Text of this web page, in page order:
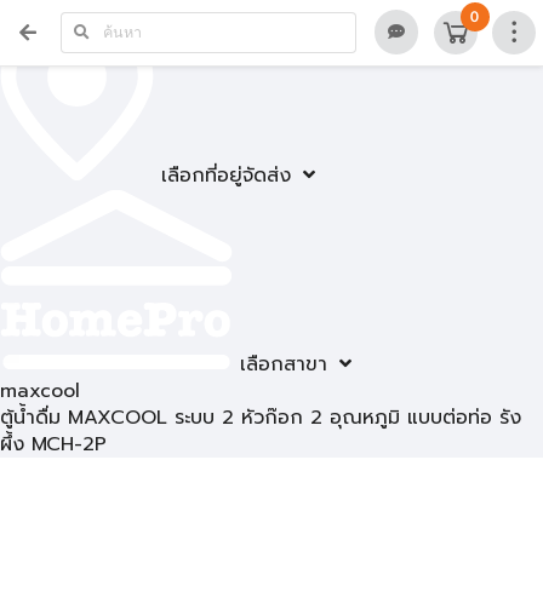
เลือกที่อยู่จัดส่ง
เลือกสาขา
0
maxcool
ตู้น้ำดื่ม MAXCOOL ระบบ 2 หัวก๊อก 2 อุณหภูมิ แบบต่อท่อ รัง
ผึ้ง MCH-2P